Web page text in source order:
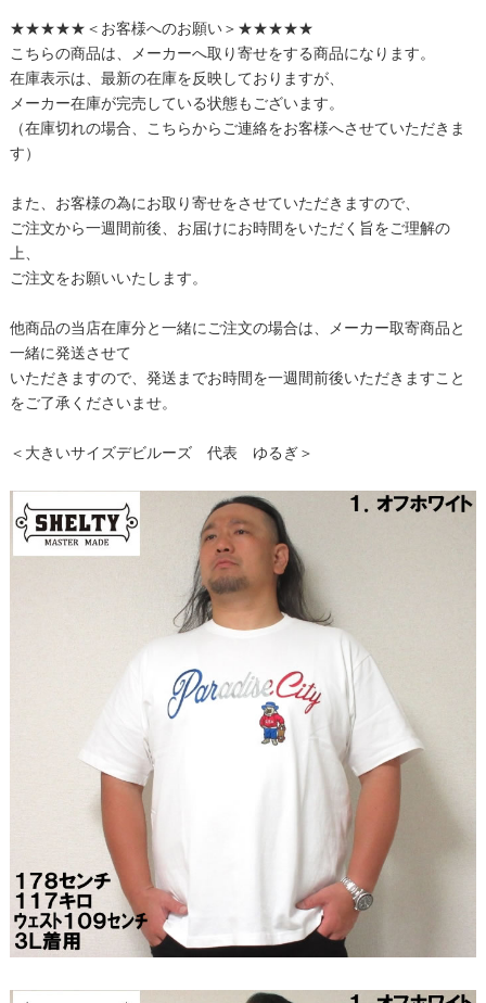
★★★★★＜お客様へのお願い＞★★★★★
こちらの商品は、メーカーへ取り寄せをする商品になります。
在庫表示は、最新の在庫を反映しておりますが、
メーカー在庫が完売している状態もございます。
（在庫切れの場合、こちらからご連絡をお客様へさせていただきま
す）
また、お客様の為にお取り寄せをさせていただきますので、
ご注文から一週間前後、お届けにお時間をいただく旨をご理解の
上、
ご注文をお願いいたします。
他商品の当店在庫分と一緒にご注文の場合は、メーカー取寄商品と
一緒に発送させて
いただきますので、発送までお時間を一週間前後いただきますこと
をご了承くださいませ。
＜大きいサイズデビルーズ 代表 ゆるぎ＞